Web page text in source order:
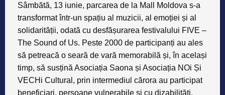
Sâmbătă, 13 iunie, parcarea de la Mall Moldova s-a
transformat într-un spațiu al muzicii, al emoției și al
solidarității, odată cu desfășurarea festivalului FIVE –
The Sound of Us. Peste 2000 de participanți au ales
să petreacă o seară de vară memorabilă și, în același
timp, să susțină Asociația Saona și Asociația NOi Și
VECHi Cultural, prin intermediul cărora au participat
beneficiari, persoane vulnerabile și cu dizabilități.